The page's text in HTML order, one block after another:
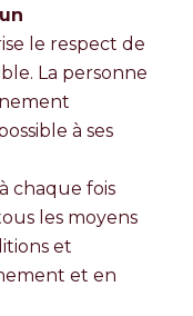
le respect de
La personne
à ses
chaque fois
les moyens
et
et en